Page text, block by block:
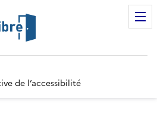
de l’accessibilité